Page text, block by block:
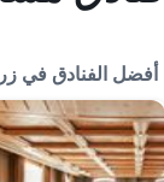
أفضل الفنادق في